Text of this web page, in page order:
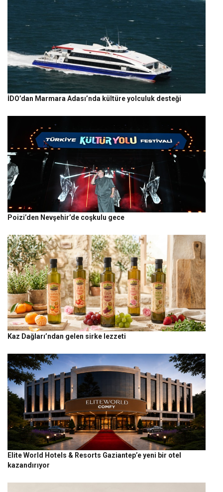
İDO’dan Marmara Adası’nda kültüre yolculuk desteği
Poizi’den Nevşehir’de coşkulu gece
Kaz Dağları’ndan gelen sirke lezzeti
Elite World Hotels & Resorts Gaziantep’e yeni bir otel
kazandırıyor